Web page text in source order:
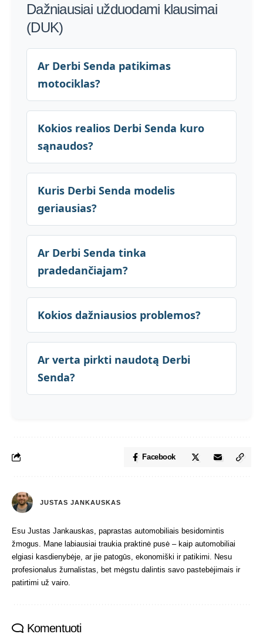
Dažniausiai užduodami klausimai
(DUK)
Ar Derbi Senda patikimas
motociklas?
Kokios realios Derbi Senda kuro
sąnaudos?
Kuris Derbi Senda modelis
geriausias?
Ar Derbi Senda tinka
pradedančiajam?
Kokios dažniausios problemos?
Ar verta pirkti naudotą Derbi
Senda?
Facebook
JUSTAS JANKAUSKAS
Esu Justas Jankauskas, paprastas automobiliais besidomintis
žmogus. Mane labiausiai traukia praktinė pusė – kaip automobiliai
elgiasi kasdienybėje, ar jie patogūs, ekonomiški ir patikimi. Nesu
profesionalus žurnalistas, bet mėgstu dalintis savo pastebėjimais ir
patirtimi už vairo.
Komentuoti